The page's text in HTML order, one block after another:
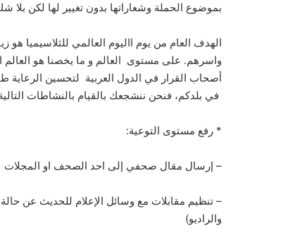
بموضوع الحملة وشعاراتها بدون تغيير لها لكن
الهدف العام من يوم االيوم العالمي للثلاسيميا
واسرهم. على مستوى العالم و ما يخصنا هو
أصحاب القرار في الدول العربية لتحسين الرعاية
في بلدكم، فنحن ننشجعك بالقيام بالنشاطات
* رفع مستوى التوعية:
– إرسال مقال صحفي إلى احد الصحف او
– تنظيم مقابلات مع وسائل الإعلام للحديث عن
والراديو)